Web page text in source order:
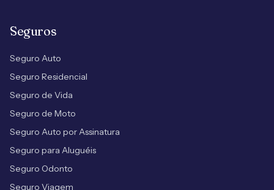
Seguros
Seguro Auto
Seguro Residencial
Seguro de Vida
Seguro de Moto
Seguro Auto por Assinatura
Seguro para Aluguéis
Seguro Odonto
Seguro Viagem